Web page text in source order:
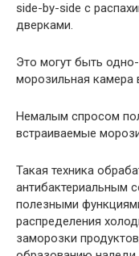
side-by-side с
дверками.
Это могут быть
морозильная камера
Немалым спросом
встраиваемые
Такая техника
антибактериальным
полезными
распределения
заморозки